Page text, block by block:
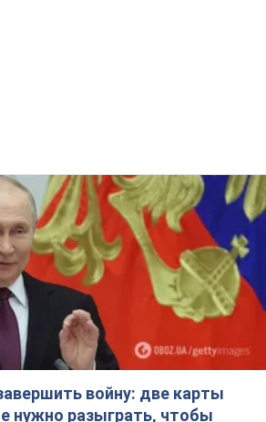
войну: две карты
нужно разыграть, чтобы